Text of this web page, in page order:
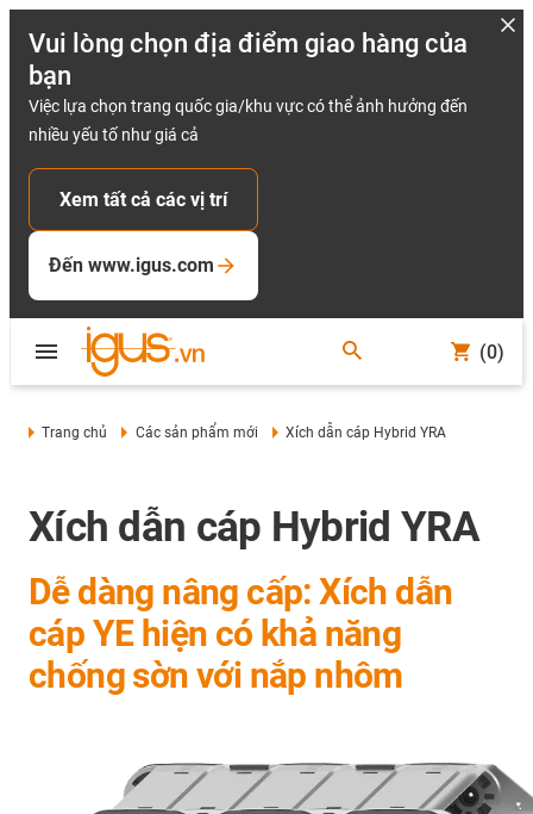
Vui lòng chọn địa điểm giao hàng của
bạn
Việc lựa chọn trang quốc gia/khu vực có thể ảnh hưởng đến
nhiều yếu tố như giá cả
Xem tất cả các vị trí
Đến www.igus.com
(0)
Trang chủ Các sản phẩm mới Xích dẫn cáp Hybrid YRA
Xích dẫn cáp Hybrid YRA
Dễ dàng nâng cấp: Xích dẫn
cáp YE hiện có khả năng
chống sờn với nắp nhôm